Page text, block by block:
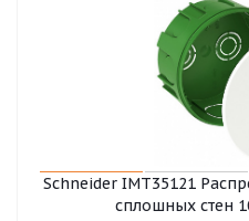
Schneider IMT35121